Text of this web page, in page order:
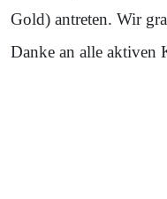
Gold) antreten. Wir
Danke an alle aktiven